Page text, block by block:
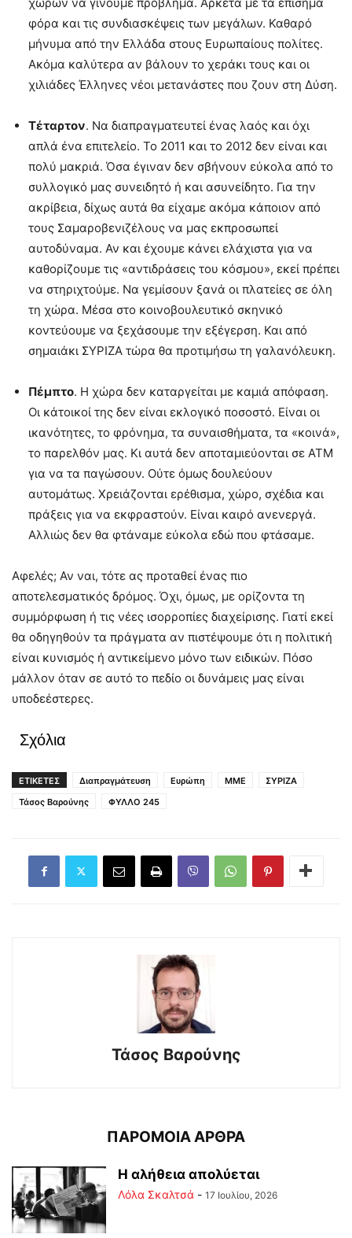
φόρα και τις συνδιασκέψεις των μεγάλων. Καθαρό
μήνυμα από την Ελλάδα στους Ευρωπαίους πολίτες.
Ακόμα καλύτερα αν βάλουν το χεράκι τους και οι
χιλιάδες Έλληνες νέοι μετανάστες που ζουν στη Δύση.
Τέταρτον. Να διαπραγματευτεί ένας λαός και όχι
απλά ένα επιτελείο. Το 2011 και το 2012 δεν είναι και
πολύ μακριά. Όσα έγιναν δεν σβήνουν εύκολα από το
συλλογικό μας συνειδητό ή και ασυνείδητο. Για την
ακρίβεια, δίχως αυτά θα είχαμε ακόμα κάποιον από
τους Σαμαροβενιζέλους να μας εκπροσωπεί
αυτοδύναμα. Αν και έχουμε κάνει ελάχιστα για να
καθορίζουμε τις «αντιδράσεις του κόσμου», εκεί πρέπει
να στηριχτούμε. Να γεμίσουν ξανά οι πλατείες σε όλη
τη χώρα. Μέσα στο κοινοβουλευτικό σκηνικό
κοντεύουμε να ξεχάσουμε την εξέγερση. Και από
σημαιάκι ΣΥΡΙΖΑ τώρα θα προτιμήσω τη γαλανόλευκη.
Πέμπτο. Η χώρα δεν καταργείται με καμιά απόφαση.
Οι κάτοικοί της δεν είναι εκλογικό ποσοστό. Είναι οι
ικανότητες, το φρόνημα, τα συναισθήματα, τα «κοινά»,
το παρελθόν μας. Κι αυτά δεν αποταμιεύονται σε ΑΤΜ
για να τα παγώσουν. Ούτε όμως δουλεύουν
αυτομάτως. Χρειάζονται ερέθισμα, χώρο, σχέδια και
πράξεις για να εκφραστούν. Είναι καιρό ανενεργά.
Αλλιώς δεν θα φτάναμε εύκολα εδώ που φτάσαμε.
Αφελές; Αν ναι, τότε ας προταθεί ένας πιο
αποτελεσματικός δρόμος. Όχι, όμως, με ορίζοντα τη
συμμόρφωση ή τις νέες ισορροπίες διαχείρισης. Γιατί εκεί
θα οδηγηθούν τα πράγματα αν πιστέψουμε ότι η πολιτική
είναι κυνισμός ή αντικείμενο μόνο των ειδικών. Πόσο
μάλλον όταν σε αυτό το πεδίο οι δυνάμεις μας είναι
υποδεέστερες.
Σχόλια
ΕΤΙΚΕΤΕΣ Διαπραγμάτευση Ευρώπη ΜΜΕ
ΣΥΡΙΖΑ
Τάσος Βαρούνης
ΦΥΛΛΟ 245
Τάσος Βαρούνης
ΠΑΡΟΜΟΙΑ ΑΡΘΡΑ
Η αλήθεια απολύεται
Λόλα Σκαλτσά - 17 Ιουλίου, 2026